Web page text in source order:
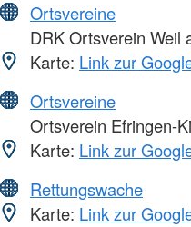
Ortsvereine
DRK Ortsverein Weil
Karte: Link zur
Ortsvereine
Ortsverein Efringen-
Karte: Link zur
Rettungswache
Karte: Link zur